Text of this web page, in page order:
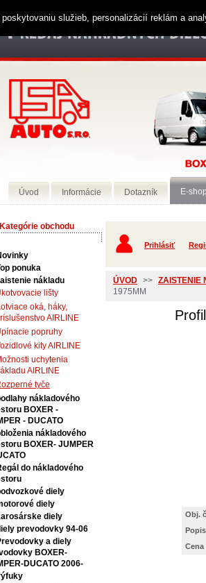
Kategórie obchodu
ponuka
nákladu
lišty
oká, háky,
AIRLINE
popruhy
kity AIRLINE
uchytenia
AIRLINE
tyče
nákladového
BOXER -
- DUCATO
nákladového
BOXER- JUMPER
do nákladového
diely
diely
diely
prevodovky 94-06
a diely
BOXER-
DUCATO 2006-
Prihlásiť
ÚVOD >> ZAISTENIE
1975MM
Obj.
Cena
Úvod Informácie Dotazník E-shop
služieb, personalizácií reklám a